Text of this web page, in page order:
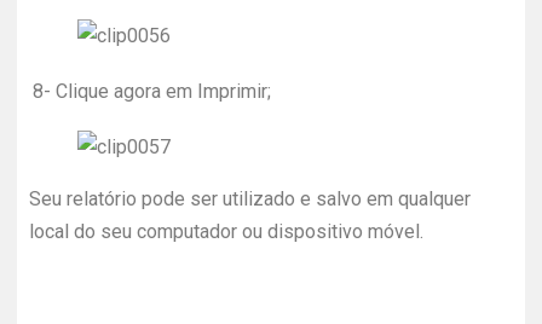
8- Clique agora em Imprimir;
Seu relatório pode ser utilizado e salvo em qualquer
local do seu computador ou dispositivo móvel.